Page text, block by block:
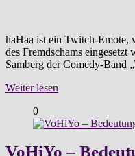
haHaa ist ein Twitch-Emote,
des Fremdschams
Samberg der Comedy-Band
Weiter lesen
0
VoHiYo –